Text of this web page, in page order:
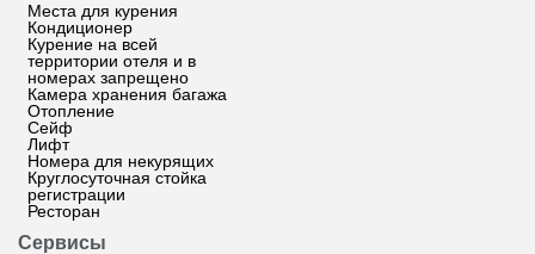
Места для курения
Кондиционер
Курение на всей
территории отеля и в
номерах запрещено
Камера хранения багажа
Отопление
Сейф
Лифт
Номера для некурящих
Круглосуточная стойка
регистрации
Ресторан
Сервисы